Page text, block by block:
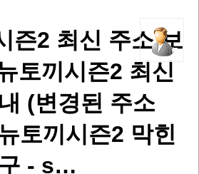
즌2 최신 주소 보
토끼시즌2 최신
(변경된 주소
토끼시즌2 막힌
- s…